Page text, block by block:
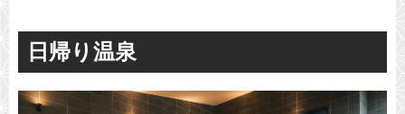
日帰り温泉